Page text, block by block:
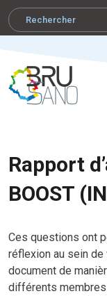
Rapport
BOOST
Ces questions ont
réflexion au sein
document de
différents